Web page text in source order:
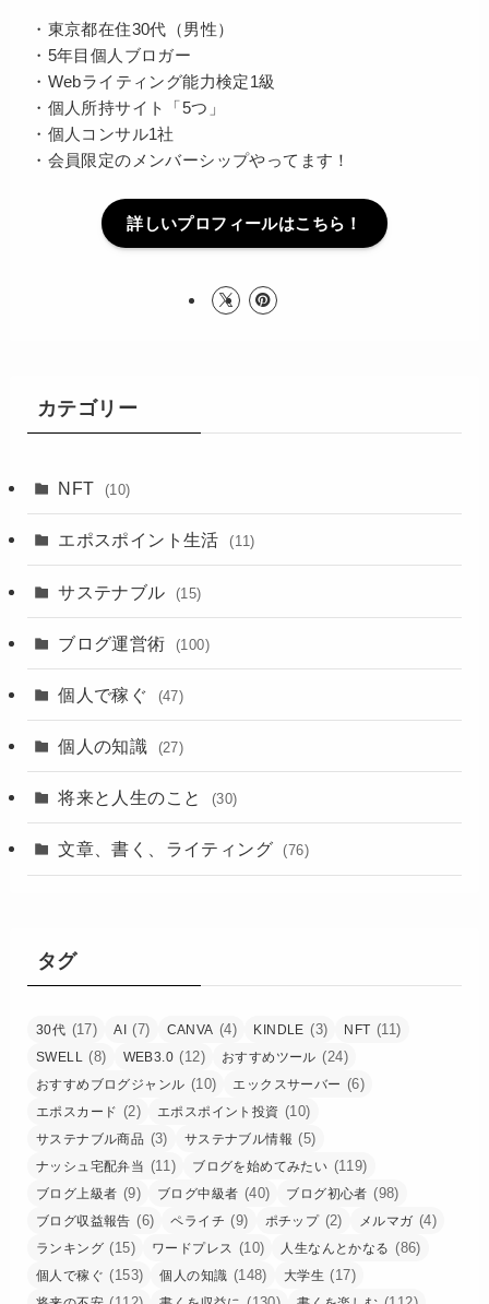
・東京都在住30代（男性）
・5年目個人ブロガー
・Webライティング能力検定1級
・個人所持サイト「5つ」
・個人コンサル1社
・会員限定のメンバーシップやってます！
詳しいプロフィールはこちら！
カテゴリー
NFT (10)
エポスポイント生活 (11)
サステナブル (15)
ブログ運営術 (100)
個人で稼ぐ (47)
個人の知識 (27)
将来と人生のこと (30)
文章、書く、ライティング (76)
タグ
30代 (17) AI (7) CANVA (4) KINDLE (3) NFT (11)
SWELL (8) WEB3.0 (12) おすすめツール (24)
おすすめブログジャンル (10) エックスサーバー (6)
エポスカード (2) エポスポイント投資 (10)
サステナブル商品 (3) サステナブル情報 (5)
ナッシュ宅配弁当 (11) ブログを始めてみたい (119)
ブログ上級者 (9) ブログ中級者 (40) ブログ初心者 (98)
ブログ収益報告 (6) ペライチ (9) ポチップ (2) メルマガ (4)
ランキング (15) ワードプレス (10) 人生なんとかなる (86)
個人で稼ぐ (153) 個人の知識 (148) 大学生 (17)